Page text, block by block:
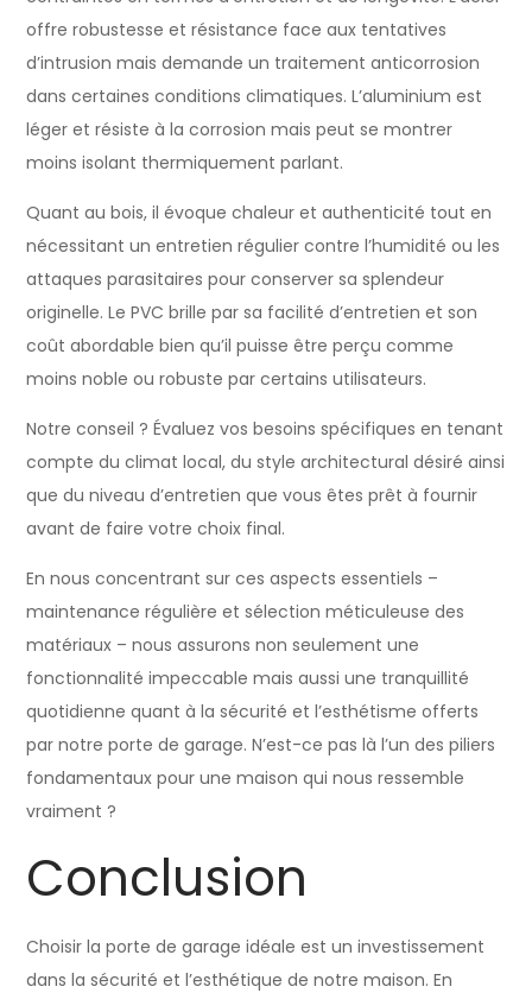
offre robustesse et résistance face aux tentatives
d’intrusion mais demande un traitement anticorrosion
dans certaines conditions climatiques. L’aluminium est
léger et résiste à la corrosion mais peut se montrer
moins isolant thermiquement parlant.
Quant au bois, il évoque chaleur et authenticité tout en
nécessitant un entretien régulier contre l’humidité ou les
attaques parasitaires pour conserver sa splendeur
originelle. Le PVC brille par sa facilité d’entretien et son
coût abordable bien qu’il puisse être perçu comme
moins noble ou robuste par certains utilisateurs.
Notre conseil ? Évaluez vos besoins spécifiques en tenant
compte du climat local, du style architectural désiré ainsi
que du niveau d’entretien que vous êtes prêt à fournir
avant de faire votre choix final.
En nous concentrant sur ces aspects essentiels –
maintenance régulière et sélection méticuleuse des
matériaux – nous assurons non seulement une
fonctionnalité impeccable mais aussi une tranquillité
quotidienne quant à la sécurité et l’esthétisme offerts
par notre porte de garage. N’est-ce pas là l’un des piliers
fondamentaux pour une maison qui nous ressemble
vraiment ?
Conclusion
Choisir la porte de garage idéale est un investissement
dans la sécurité et l’esthétique de notre maison. En